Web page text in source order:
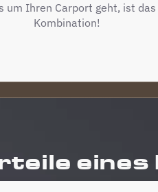
um Ihren Carport geht, ist
Kombination!
eines